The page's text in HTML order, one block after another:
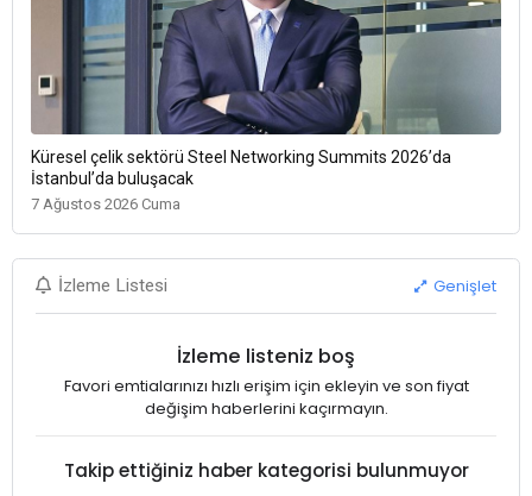
Küresel çelik sektörü Steel Networking Summits 2026’da
İstanbul’da buluşacak
7 Ağustos 2026 Cuma
İzleme Listesi Genişlet
İzleme listeniz boş
Favori emtialarınızı hızlı erişim için ekleyin ve son fiyat
değişim haberlerini kaçırmayın.
Takip ettiğiniz haber kategorisi bulunmuyor